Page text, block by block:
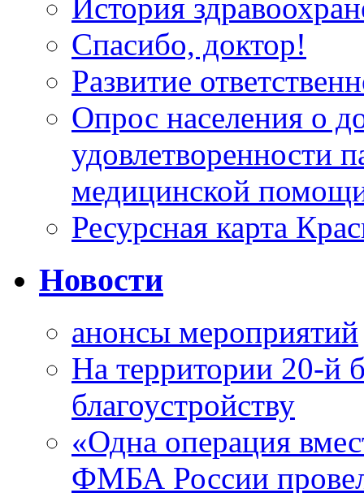
История
Спасибо, доктор!
Развитие
Опрос населения о
удовлетворенности
медицинской
Ресурсная карта
Новости
анонсы мероприятий
На территории 20-й
благоустройству
«Одна операция
ФМБА России